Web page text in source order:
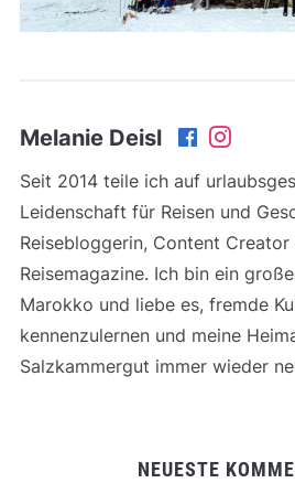
Melanie Deisl
Seit 2014 teile ich auf
Leidenschaft für Reisen und
Reisebloggerin, Content
Reisemagazine. Ich bin ein
Marokko und liebe es, fremde
kennenzulernen und meine
Salzkammergut immer wieder
NEUESTE